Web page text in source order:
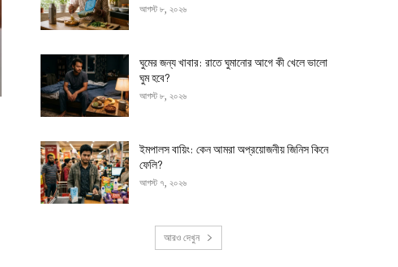
আগস্ট ৮, ২০২৬
ঘুমের জন্য খাবার: রাতে ঘুমানোর আগে কী খেলে ভালো
ঘুম হবে?
আগস্ট ৮, ২০২৬
ইমপালস বায়িং: কেন আমরা অপ্রয়োজনীয় জিনিস কিনে
ফেলি?
আগস্ট ৭, ২০২৬
আরও দেখুন